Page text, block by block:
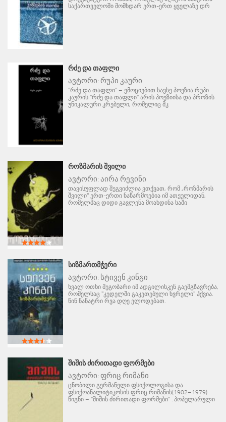
საქართველოში მომხდარ ერთ-ერთ ყველაზე დრ
ᲠᲫᲔ ᲓᲐ ᲗᲐᲤᲚᲘ
ავტორი: რუპი კაური
"რძე და თაფლი" – ემოციებით სავსე პოეზია რუპი
კაურის "რძე და თაფლი" არის პოეზიისა და პროზის
უნიკალური კრებული, რომელიც მკ
ᲠᲝᲖᲛᲐᲠᲘᲡ ᲨᲕᲘᲚᲘ
ავტორი: აირა რევინი
თავისუფლად შეგვიძლია ვთქვათ, რომ „როზმარის
შვილი" ერთ-ერთი ნაწარმოებია იმ ათეულიდან,
რომელმაც დიდი გავლენა მოახდინა საში
ᲡᲘᲖᲛᲐᲠᲗᲛᲭᲔᲠᲘ
ავტორი: სტივენ კინგი
ხვალ ოთხი მეგობარი იმ ადგილისკენ გაემგზავრება,
რომელსაც "კედელში გაკეთებული ხვრელი" ჰქვია.
წინ ნანატრი რვა დღე ელოდებათ.
ᲨᲘᲨᲘᲡ ᲫᲘᲠᲘᲗᲐᲓᲘ ᲤᲝᲠᲛᲔᲑᲘ
ავტორი: ფრიც რიმანი
ცნობილი გერმანელი ფსიქოლოგისა და
ფსიქოანალიტიკოსის ფრიც რიმანის(1902–1979)
წიგნი – "შიშის ძირითადი ფორმები" . პოპულარული